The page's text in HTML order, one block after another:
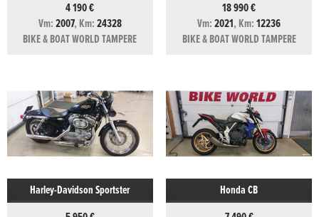
4 190 €
Vm:2007, Km:24328
BIKE & BOAT WORLD TAMPERE
18 990 €
Vm:2021, Km:12236
BIKE & BOAT WORLD TAMPERE
Harley-Davidson Sportster
Honda CB